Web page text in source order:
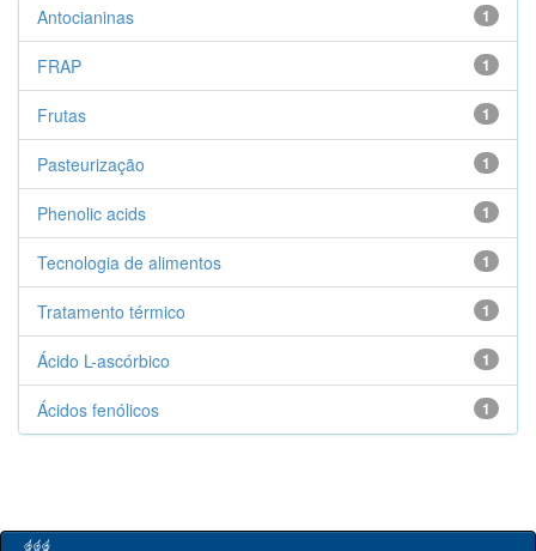
1
Antocianinas
1
FRAP
1
Frutas
1
Pasteurização
1
Phenolic acids
1
Tecnologia de alimentos
1
Tratamento térmico
1
Ácido L-ascórbico
1
Ácidos fenólicos